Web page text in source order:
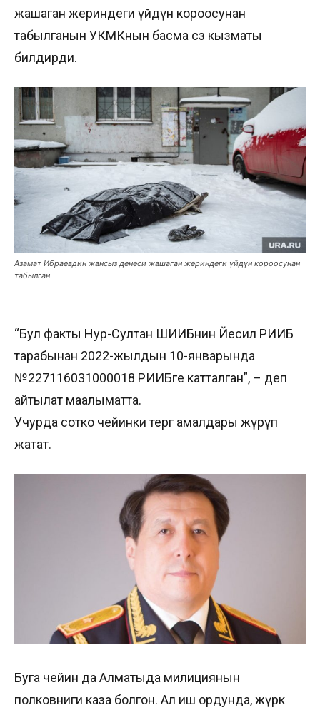
жашаган жериндеги үйдүн короосунан
табылганын УКМКнын басма сөз кызматы
билдирди.
Азамат Ибраевдин жансыз денеси жашаган жериндеги үйдүн короосунан
табылган
“Бул факты Нур-Султан ШИИБнин Йесил РИИБ
тарабынан 2022-жылдын 10-январында
№227116031000018 РИИБге катталган”, – деп
айтылат маалыматта.
Учурда сотко чейинки тергөө амалдары жүрүп
жатат.
Буга чейин да Алматыда милициянын
полковниги каза болгон. Ал иш ордунда, жүрөк